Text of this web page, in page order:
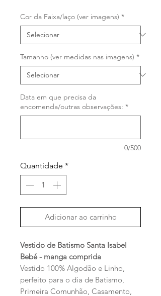
Cor da Faixa/laço (ver imagens) *
Tamanho (ver medidas nas imagens) *
Data em que precisa da
encomenda/outras observações: *
0/500
Quantidade *
Adicionar ao carrinho
Vestido de Batismo Santa Isabel
Bebé - manga comprida
Vestido 100% Algodão e Linho,
perfeito para o dia de Batismo,
Primeira Comunhão, Casamento,